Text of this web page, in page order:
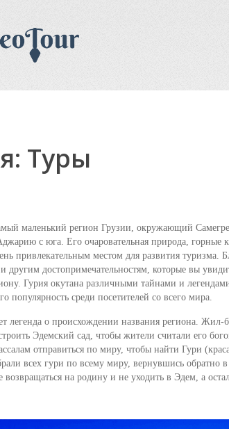
Туры
маленький регион Грузии, окружающий
с юга. Его очаровательная природа, горные
привлекательным местом для развития туризма.
другим достопримечательностям, которые вы
Гурия окутана различными тайнами и
популярность среди посетителей со всего мира.
легенда о происхождении названия региона.
Эдемский сад, чтобы жители считали его
отправиться по миру, чтобы найти Гури
всех гури по всему миру, вернувшись обратно
на родину и не уходить в Эдем, а